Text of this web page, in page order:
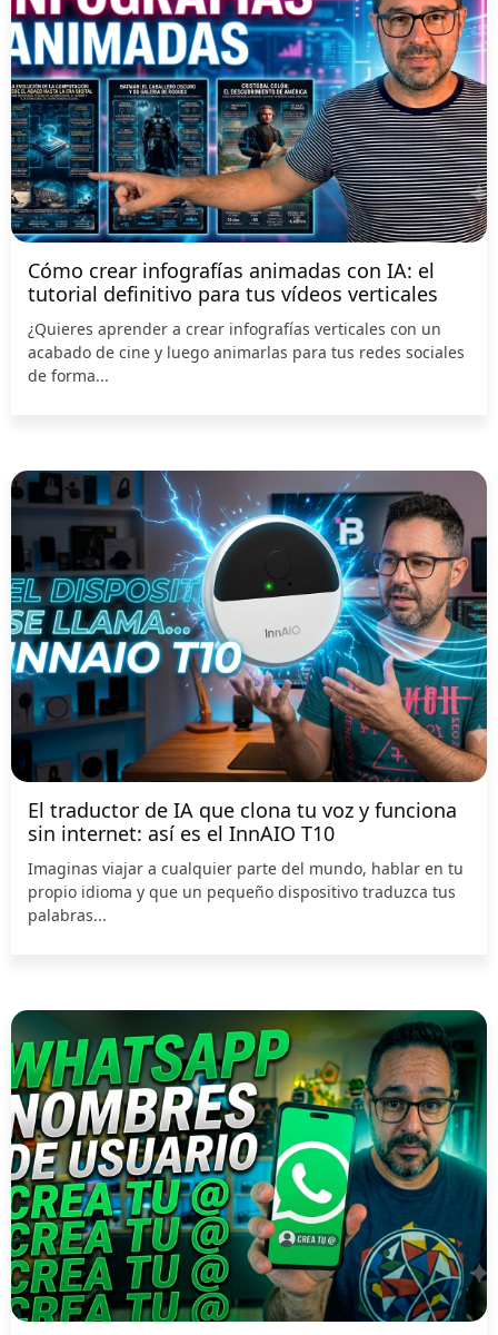
Cómo crear infografías animadas con IA: el
tutorial definitivo para tus vídeos verticales
¿Quieres aprender a crear infografías verticales con un
acabado de cine y luego animarlas para tus redes sociales
de forma...
El traductor de IA que clona tu voz y funciona
sin internet: así es el InnAIO T10
Imaginas viajar a cualquier parte del mundo, hablar en tu
propio idioma y que un pequeño dispositivo traduzca tus
palabras...